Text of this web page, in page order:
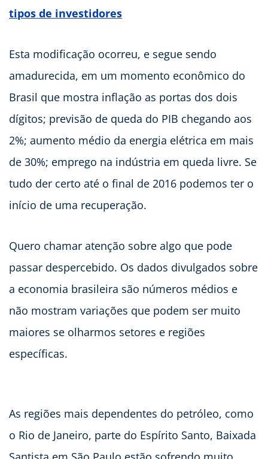
tipos de investidores
Esta modificação ocorreu, e segue sendo
amadurecida, em um momento econômico do
Brasil que mostra inflação as portas dos dois
dígitos; previsão de queda do PIB chegando aos
2%; aumento médio da energia elétrica em mais
de 30%; emprego na indústria em queda livre. Se
tudo der certo até o final de 2016 podemos ter o
início de uma recuperação.
Quero chamar atenção sobre algo que pode
passar despercebido. Os dados divulgados sobre
a economia brasileira são números médios e
não mostram variações que podem ser muito
maiores se olharmos setores e regiões
específicas.
As regiões mais dependentes do petróleo, como
o Rio de Janeiro, parte do Espírito Santo, Baixada